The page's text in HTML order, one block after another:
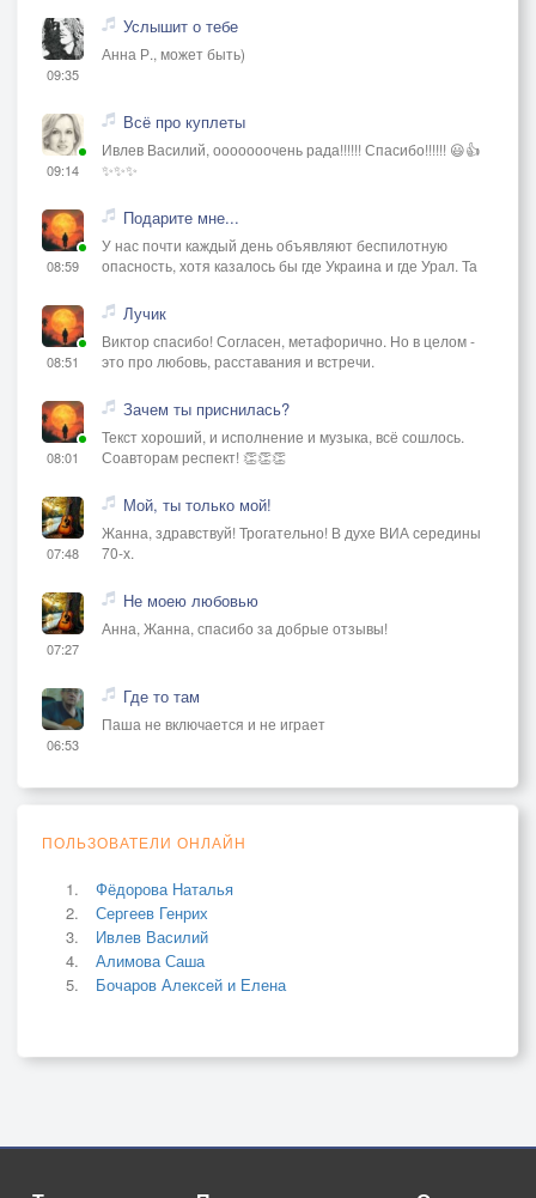
09:35
Услышит о тебе
Анна Р., может быть)
09:14
Всё про куплеты
Ивлев Василий, ооооооочень рада!!!!!! Спасибо!!!!!! 😃👍
✨✨✨
08:59
Подарите мне...
У нас почти каждый день объявляют беспилотную
опасность, хотя казалось бы где Украина и где Урал. Та
08:51
Лучик
Виктор спасибо! Согласен, метафорично. Но в целом -
это про любовь, расставания и встречи.
08:01
Зачем ты приснилась?
Текст хороший, и исполнение и музыка, всё сошлось.
Соавторам респект! 👏👏👏
07:48
Мой, ты только мой!
Жанна, здравствуй! Трогательно! В духе ВИА середины
70-х.
07:27
Не моею любовью
Анна, Жанна, спасибо за добрые отзывы!
06:53
Где то там
Паша не включается и не играет
ПОЛЬЗОВАТЕЛИ ОНЛАЙН
Фёдорова Наталья
Сергеев Генрих
Ивлев Василий
Алимова Саша
Бочаров Алексей и Елена